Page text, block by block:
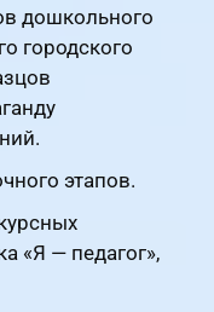
дошкольного
городского
этапов.
«Я — педагог»,